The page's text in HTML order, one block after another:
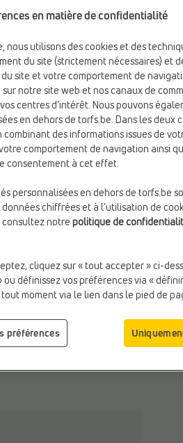
BASSES
€ 89,99
Semelles non
Marque:
Textile
Nike
en matière de confidentialité
nous utilisons des cookies et des
du site (strictement nécessaires) et
site et votre comportement de
notre site web et nos canaux de
centres d’intérêt. Nous pouvons
en dehors de torfs.be. Dans les deux
combinant des informations issues de
comportement de navigation ainsi
consentement à cet effet.
personnalisées en dehors de torfs.be
chiffrées et à l’utilisation de
consultez notre politique de
cliquez sur « tout accepter » ci-
ou définissez vos préférences via «
moment via le lien dans le pied de
préférences